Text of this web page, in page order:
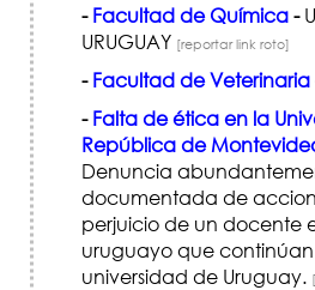
- Facultad de Química-
URUGUAY [reportar link roto]
- Facultad de Veterinaria
- Falta de ética en la
República de
Denuncia
documentada de
perjuicio de un docente
uruguayo que
universidad de Uruguay.